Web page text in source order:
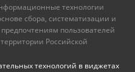
технологии
сбора, систематизации и
пользователей
Российской
технологий в виджетах